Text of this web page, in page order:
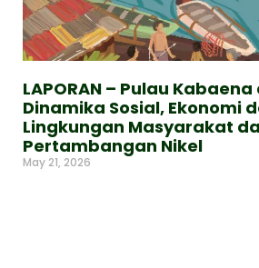
LAPORAN – Pulau
Dinamika Sosial, Ekonomi
Lingkungan Masyarakat
Pertambangan Nikel
May 21, 2026